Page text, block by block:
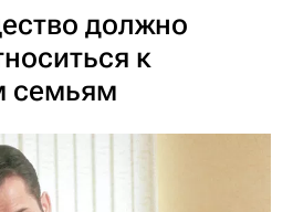
должно
к
семьям